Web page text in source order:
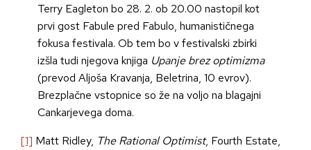
Terry Eagleton bo 28. 2. ob 20.00 nastopil kot
prvi gost Fabule pred Fabulo, humanističnega
fokusa festivala. Ob tem bo v festivalski zbirki
izšla tudi njegova knjiga Upanje brez optimizma
(prevod Aljoša Kravanja, Beletrina, 10 evrov).
Brezplačne vstopnice so že na voljo na blagajni
Cankarjevega doma.
[1] Matt Ridley, The Rational Optimist, Fourth Estate,